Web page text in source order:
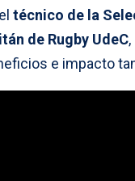
técnico de la
de Rugby UdeC,
e impacto